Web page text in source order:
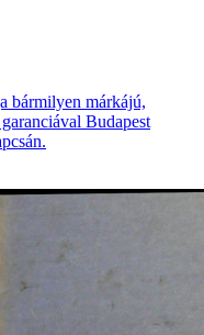
bármilyen márkájú,
Budapest